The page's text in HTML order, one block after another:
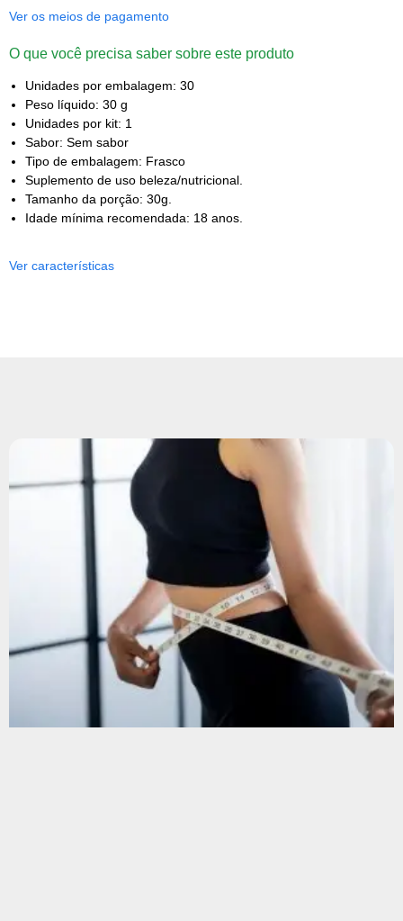
Ver os meios de pagamento
O que você precisa saber sobre este produto
Unidades por embalagem: 30
Peso líquido: 30 g
Unidades por kit: 1
Sabor: Sem sabor
Tipo de embalagem: Frasco
Suplemento de uso beleza/nutricional.
Tamanho da porção: 30g.
Idade mínima recomendada: 18 anos.
Ver características